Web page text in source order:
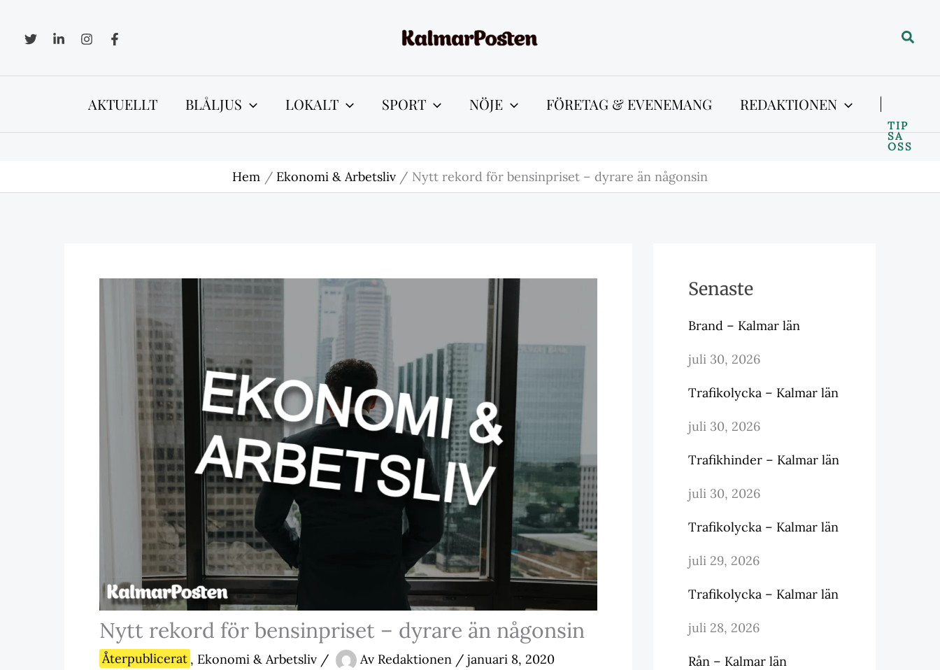
innehåll
Sök
AKTUELLT BLÅLJUS LOKALT SPORT NÖJE FÖRETAG & EVENEMANG REDAKTIONEN
TIP
SA
OSS
Hem Ekonomi & Arbetsliv Nytt rekord för bensinpriset – dyrare än någonsin
Nytt rekord för bensinpriset – dyrare än någonsin
Återpublicerat , Ekonomi & Arbetsliv / Av Redaktionen / januari 8, 2020
Senaste
Brand – Kalmar län
juli 30, 2026
Trafikolycka – Kalmar län
juli 30, 2026
Trafikhinder – Kalmar län
juli 30, 2026
Trafikolycka – Kalmar län
juli 29, 2026
Trafikolycka – Kalmar län
juli 28, 2026
Rån – Kalmar län